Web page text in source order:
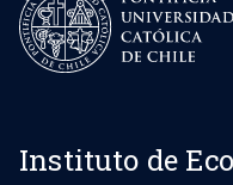
Instituto de